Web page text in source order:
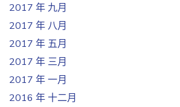
2017 年 九月
2017 年 八月
2017 年 五月
2017 年 三月
2017 年 一月
2016 年 十二月